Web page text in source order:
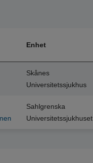
Enhet
Skånes
Universitetssjukhus
Sahlgrenska
Universitetssjukhuset